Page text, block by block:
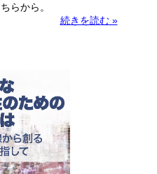
らから。
続きを読む »